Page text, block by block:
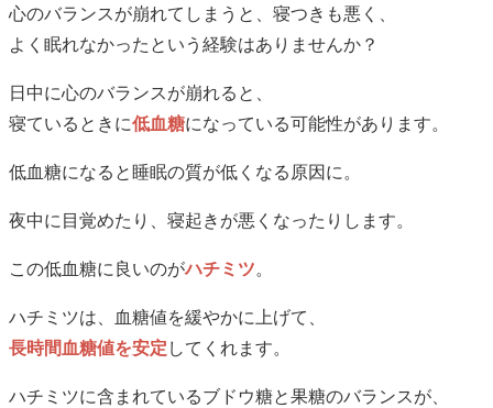
心のバランスが崩れてしまうと、寝つきも悪く、
よく眠れなかったという経験はありませんか？
日中に心のバランスが崩れると、
寝ているときに低血糖になっている可能性があります。
低血糖になると睡眠の質が低くなる原因に。
夜中に目覚めたり、寝起きが悪くなったりします。
この低血糖に良いのがハチミツ。
ハチミツは、血糖値を緩やかに上げて、
長時間血糖値を安定 してくれます。
ハチミツに含まれているブドウ糖と果糖のバランスが、